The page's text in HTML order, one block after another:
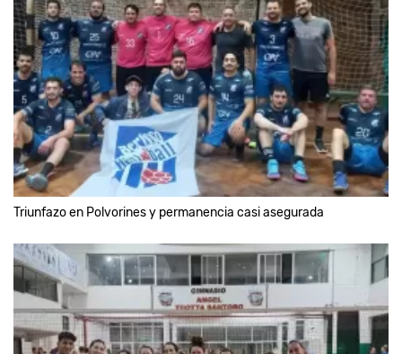
Triunfazo en Polvorines y permanencia casi asegurada